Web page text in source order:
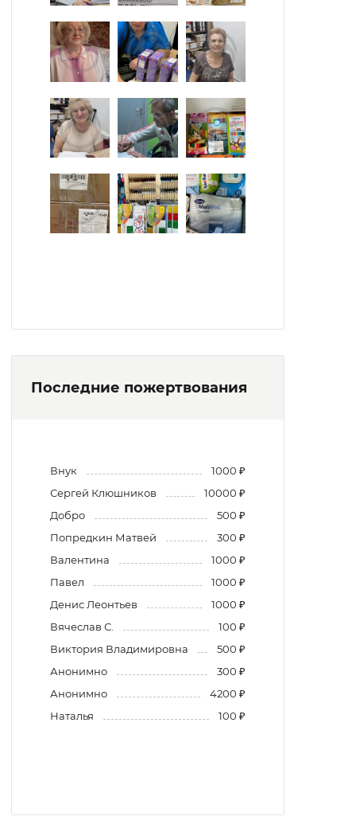
Последние пожертвования
Внук
1000 ₽
Сергей Клюшников
10000 ₽
Добро
500 ₽
Попредкин Матвей
300 ₽
Валентина
1000 ₽
Павел
1000 ₽
Денис Леонтьев
1000 ₽
Вячеслав С.
100 ₽
Виктория Владимировна
500 ₽
Анонимно
300 ₽
Анонимно
4200 ₽
Наталья
100 ₽